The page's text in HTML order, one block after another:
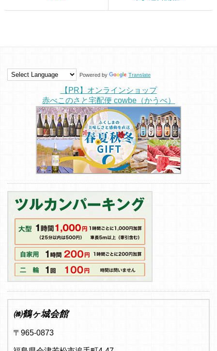
Powered by Translate
【PR】オンラインショップ
赤べこのさと宅配便 cowbe（かうべ）
㈱鶴ヶ城会館
〒965-0873